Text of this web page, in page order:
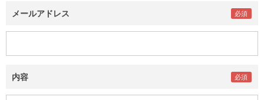
メールアドレス
内容